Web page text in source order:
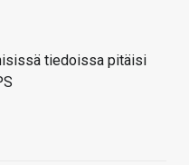
tiedoissa pitäisi